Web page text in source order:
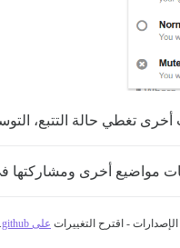
أخرى تغطي حالة التتبع،
مواضيع أخرى ومشاركتها
- اقترح التغييرات على github .